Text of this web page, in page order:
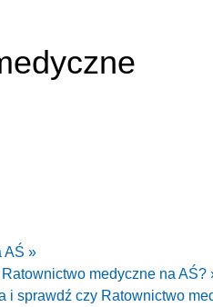
AŚ »
medyczne na AŚ?
i sprawdź czy Ratownictwo